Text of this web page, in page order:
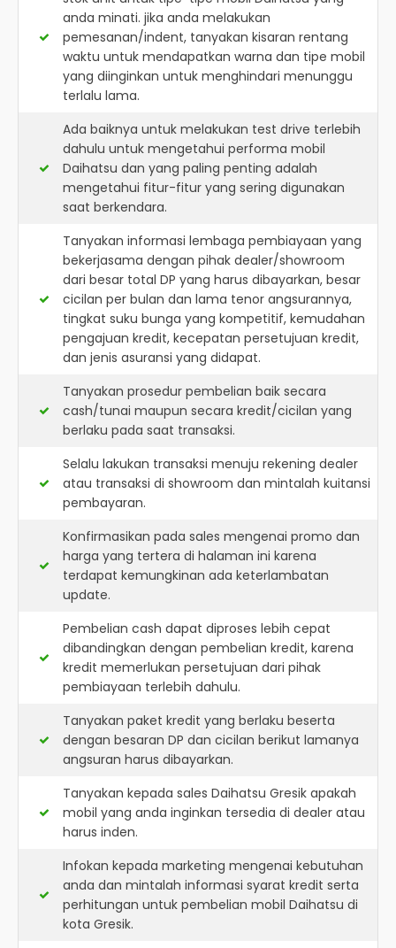
anda minati. jika anda melakukan
pemesanan/indent, tanyakan kisaran rentang
waktu untuk mendapatkan warna dan tipe mobil
yang diinginkan untuk menghindari menunggu
terlalu lama.
Ada baiknya untuk melakukan test drive terlebih
dahulu untuk mengetahui performa mobil
Daihatsu dan yang paling penting adalah
mengetahui fitur-fitur yang sering digunakan
saat berkendara.
Tanyakan informasi lembaga pembiayaan yang
bekerjasama dengan pihak dealer/showroom
dari besar total DP yang harus dibayarkan, besar
cicilan per bulan dan lama tenor angsurannya,
tingkat suku bunga yang kompetitif, kemudahan
pengajuan kredit, kecepatan persetujuan kredit,
dan jenis asuransi yang didapat.
Tanyakan prosedur pembelian baik secara
cash/tunai maupun secara kredit/cicilan yang
berlaku pada saat transaksi.
Selalu lakukan transaksi menuju rekening dealer
atau transaksi di showroom dan mintalah kuitansi
pembayaran.
Konfirmasikan pada sales mengenai promo dan
harga yang tertera di halaman ini karena
terdapat kemungkinan ada keterlambatan
update.
Pembelian cash dapat diproses lebih cepat
dibandingkan dengan pembelian kredit, karena
kredit memerlukan persetujuan dari pihak
pembiayaan terlebih dahulu.
Tanyakan paket kredit yang berlaku beserta
dengan besaran DP dan cicilan berikut lamanya
angsuran harus dibayarkan.
Tanyakan kepada sales Daihatsu Gresik apakah
mobil yang anda inginkan tersedia di dealer atau
harus inden.
Infokan kepada marketing mengenai kebutuhan
anda dan mintalah informasi syarat kredit serta
perhitungan untuk pembelian mobil Daihatsu di
kota Gresik.